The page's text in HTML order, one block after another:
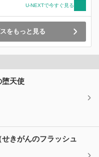
U-NEXTで今すぐ見る
をもっと見る
堕天使
きがんのフラッシュ